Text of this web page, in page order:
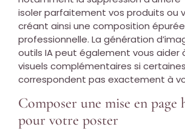
isoler parfaitement vos produits ou
créant ainsi une composition
professionnelle. La génération
outils IA peut également vous aider
visuels complémentaires si
correspondent pas exactement à
Composer une mise en page
pour votre poster